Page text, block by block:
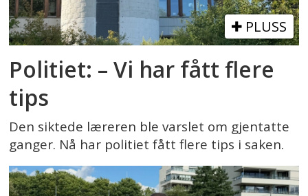
PLUSS
Politiet: – Vi har fått flere
tips
Den siktede læreren ble varslet om gjentatte
ganger. Nå har politiet fått flere tips i saken.